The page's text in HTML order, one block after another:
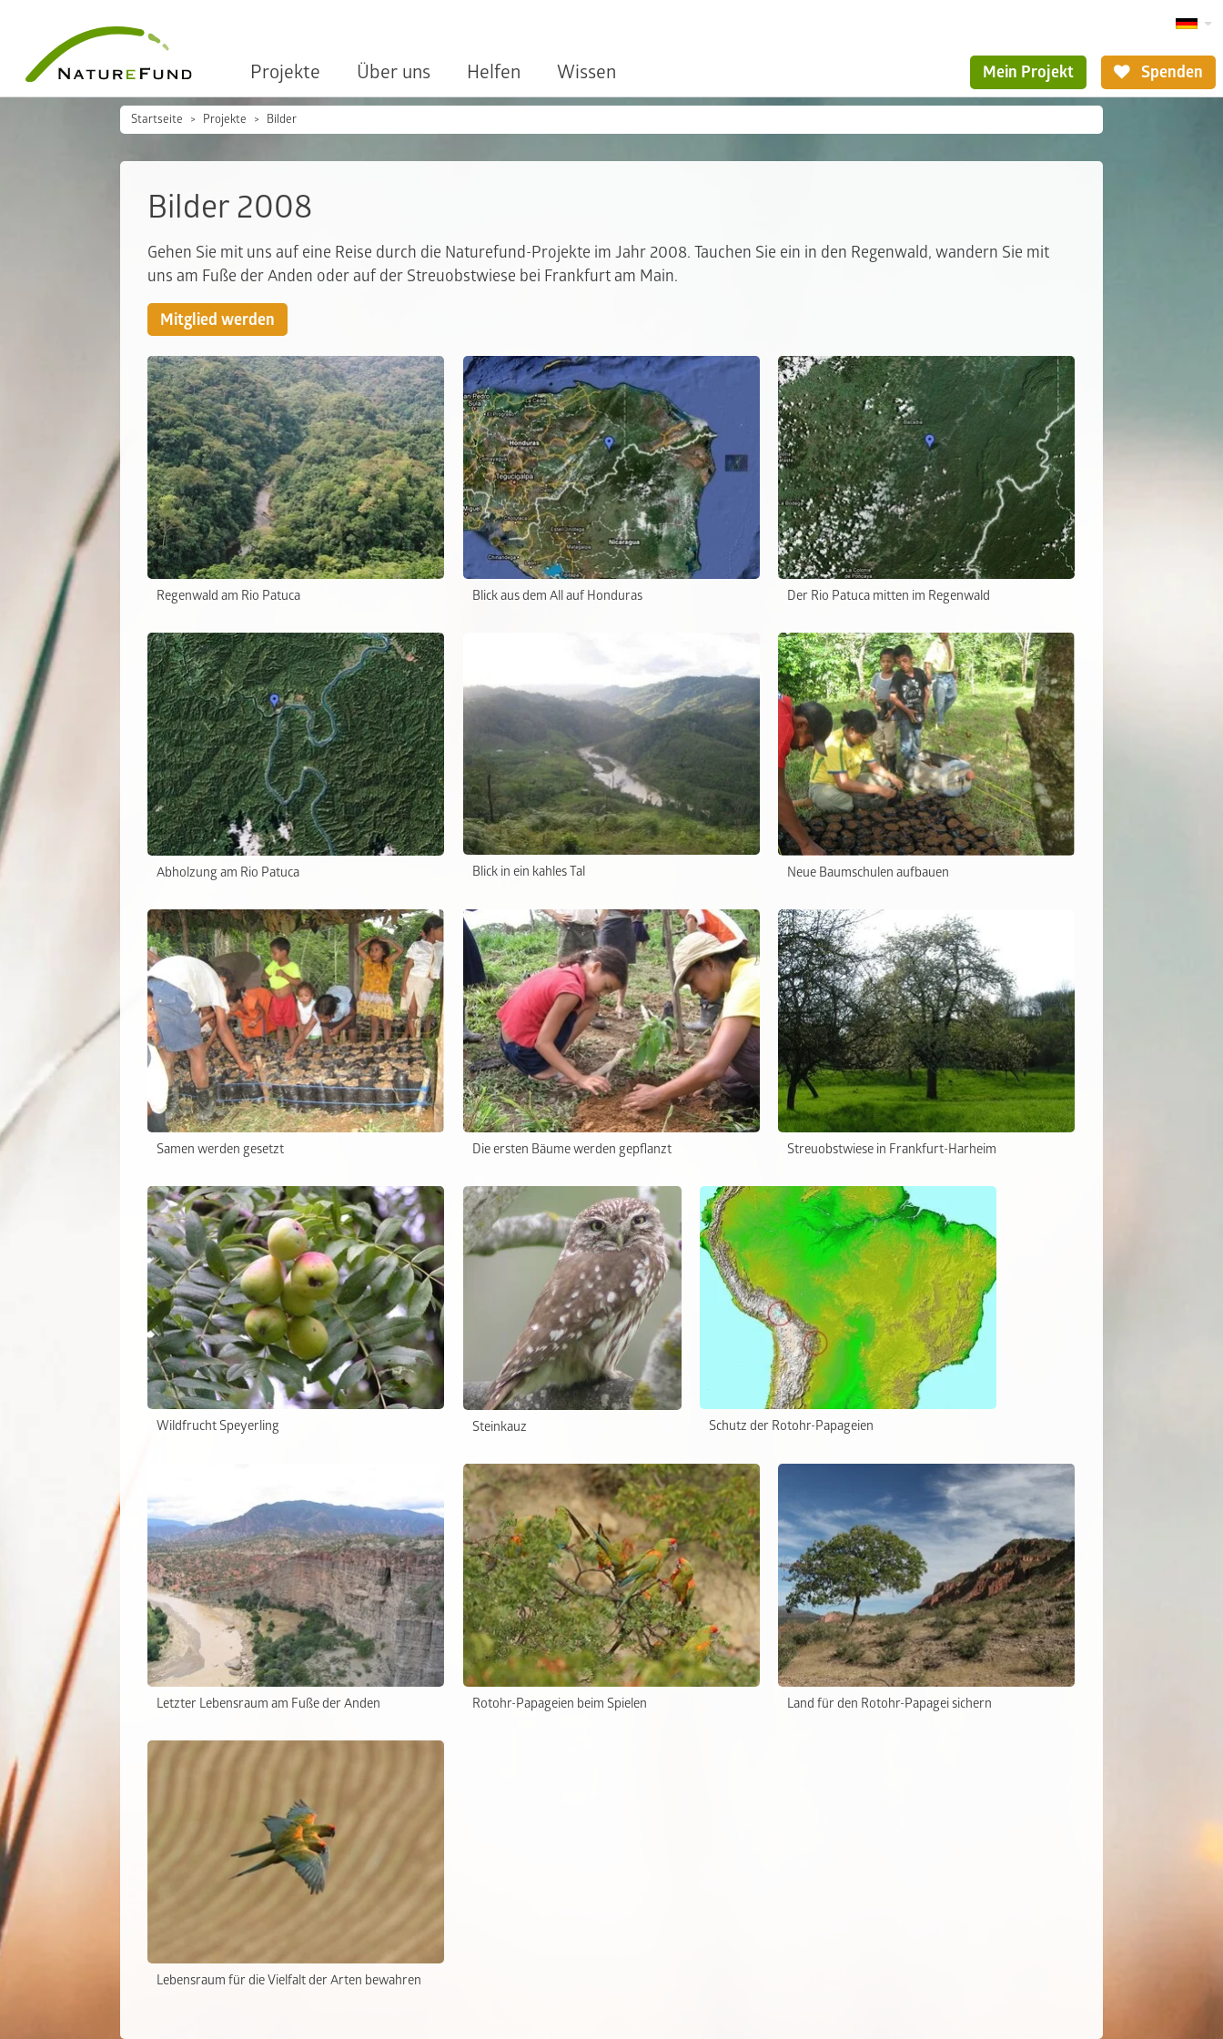
Projekte Über uns Helfen Wissen Mein Projekt Spenden
Startseite Projekte Bilder
Bilder 2008
Gehen Sie mit uns auf eine Reise durch die Naturefund-Projekte im Jahr 2008. Tauchen Sie ein in den Regenwald, wandern Sie mit
uns am Fuße der Anden oder auf der Streuobstwiese bei Frankfurt am Main.
Mitglied werden
Regenwald am Rio Patuca Blick aus dem All auf Honduras Der Rio Patuca mitten im Regenwald
Abholzung am Rio Patuca Blick in ein kahles Tal Neue Baumschulen aufbauen
Samen werden gesetzt Die ersten Bäume werden gepflanzt Streuobstwiese in Frankfurt-Harheim
Wildfrucht Speyerling Steinkauz Schutz der Rotohr-Papageien
Letzter Lebensraum am Fuße der Anden Rotohr-Papageien beim Spielen Land für den Rotohr-Papagei sichern
Lebensraum für die Vielfalt der Arten bewahren